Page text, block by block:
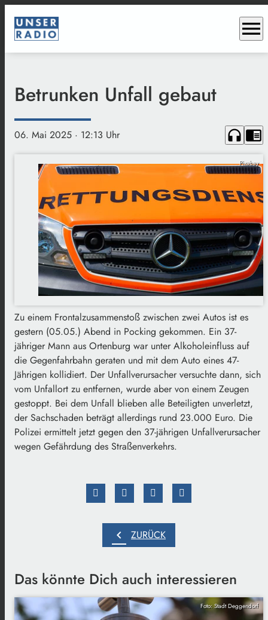
menu
Betrunken Unfall gebaut
06. Mai 2025 · 12:13 Uhr headphones chrome_reader_mode
Pixabay
Zu einem Frontalzusammenstoß zwischen zwei Autos ist es
gestern (05.05.) Abend in Pocking gekommen. Ein 37-
jähriger Mann aus Ortenburg war unter Alkoholeinfluss auf
die Gegenfahrbahn geraten und mit dem Auto eines 47-
Jährigen kollidiert. Der Unfallverursacher versuchte dann, sich
vom Unfallort zu entfernen, wurde aber von einem Zeugen
gestoppt. Bei dem Unfall blieben alle Beteiligten unverletzt,
der Sachschaden beträgt allerdings rund 23.000 Euro. Die
Polizei ermittelt jetzt gegen den 37-jährigen Unfallverursacher
wegen Gefährdung des Straßenverkehrs.
chevron_left ZURÜCK
Das könnte Dich auch interessieren
Foto: Stadt Deggendorf